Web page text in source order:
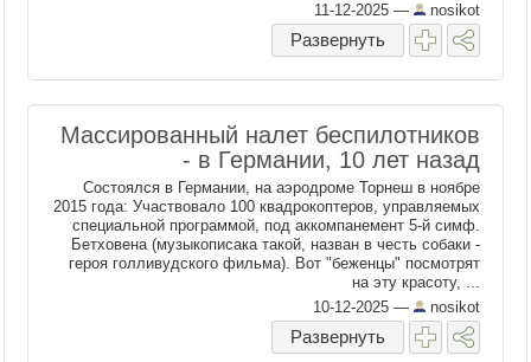
11-12-2025 — nosikot
Развернуть
Массированный налет беспилотников
- в Германии, 10 лет назад
Состоялся в Германии, на аэродроме Торнеш в ноябре
2015 года: Участвовало 100 квадрокоптеров, управляемых
специальной программой, под аккомпанемент 5-й симф.
Бетховена (музыкописака такой, назван в честь собаки -
героя голливудского фильма). Вот "беженцы" посмотрят
на эту красоту, ...
10-12-2025 — nosikot
Развернуть